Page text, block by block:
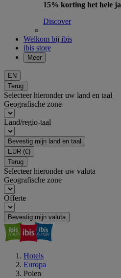
15% korting het hele
Discover
Welkom bij ibis
ibis store
Meer
EN
Terug
Selecteer hieronder uw land en taal
Geografische zone
Land/regio-taal
Bevestig mijn land en taal
EUR (€)
Terug
Selecteer hieronder uw valuta
Geografische zone
Offerte
Bevestig mijn valuta
Hotels
Europa
Polen